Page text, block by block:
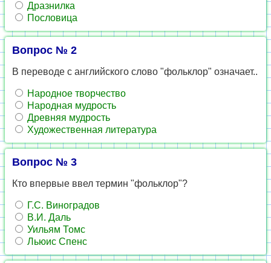
Дразнилка
Пословица
Вопрос № 2
В переводе с английского слово "фольклор" означает..
Народное творчество
Народная мудрость
Древняя мудрость
Художественная литература
Вопрос № 3
Кто впервые ввел термин "фольклор"?
Г.С. Виноградов
В.И. Даль
Уильям Томс
Льюис Спенс